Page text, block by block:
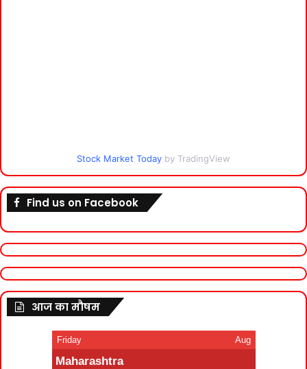
Stock Market Today by TradingView
Find us on Facebook
आज का मौषम
Friday Aug
Maharashtra